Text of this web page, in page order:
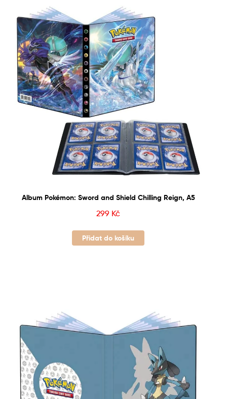
Album Pokémon: Sword and Shield Chilling Reign, A5
299 Kč
Přidat do košíku